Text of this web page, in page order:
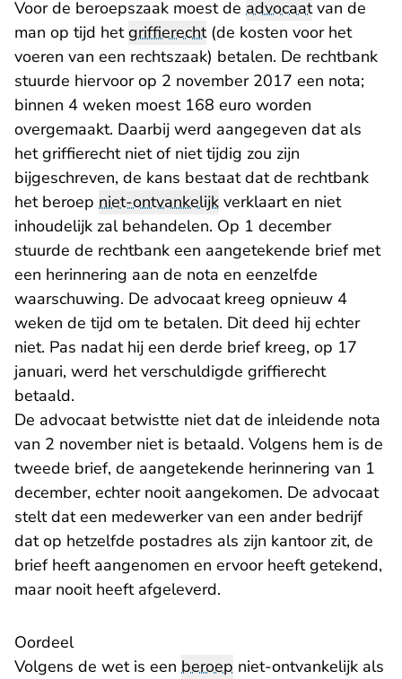
Voor de beroepszaak moest de advocaatvan de
man op tijd hetgriffierecht(de kosten voor het
voeren van een rechtszaak) betalen. De rechtbank
stuurde hiervoor op 2 november 2017 een nota;
binnen 4 weken moest 168 euro worden
overgemaakt. Daarbij werd aangegeven dat als
het griffierecht niet of niet tijdig zou zijn
bijgeschreven, de kans bestaat dat de rechtbank
het beroep niet-ontvankelijk verklaart en niet
inhoudelijk zal behandelen. Op 1 december
stuurde de rechtbank een aangetekende brief met
een herinnering aan de nota en eenzelfde
waarschuwing. De advocaat kreeg opnieuw 4
weken de tijd om te betalen. Dit deed hij echter
niet. Pas nadat hij een derde brief kreeg, op 17
januari, werd het verschuldigde griffierecht
betaald.
De advocaat betwistte niet dat de inleidende nota
van 2 november niet is betaald. Volgens hem is de
tweede brief, de aangetekende herinnering van 1
december, echter nooit aangekomen. De advocaat
stelt dat een medewerker van een ander bedrijf
dat op hetzelfde postadres als zijn kantoor zit, de
brief heeft aangenomen en ervoor heeft getekend,
maar nooit heeft afgeleverd.
Oordeel
Volgens de wet is een beroep niet-ontvankelijk als